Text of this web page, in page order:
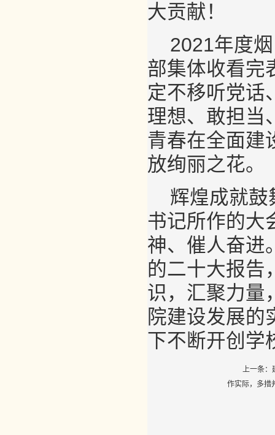
大贡献！
2021年度
部集体收看完
定不移听党话
理想、敢担当
青春在全面建
放绚丽之花。
辉煌成就
书记所作的大
神、催人奋进
的二十大报告
识，汇聚力量
院建设发展的
下不断开创学
上一条：
作实际，多措